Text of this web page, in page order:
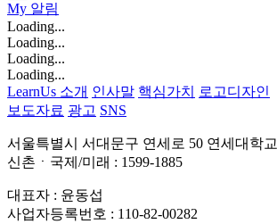
My 알림
Loading...
Loading...
Loading...
Loading...
LearnUs 소개 인사말 핵심가치
로고디자인
보도자료 광고 SNS
서울특별시 서대문구 연세로 50 연세대학교
신촌ㆍ국제/미래 : 1599-1885
대표자 : 윤동섭
사업자등록번호 : 110-82-00282